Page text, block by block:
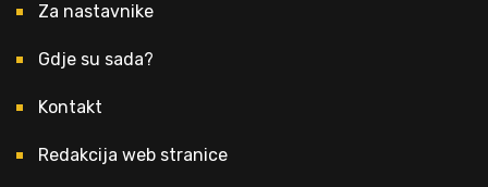
Za nastavnike
Gdje su sada?
Kontakt
Redakcija web stranice